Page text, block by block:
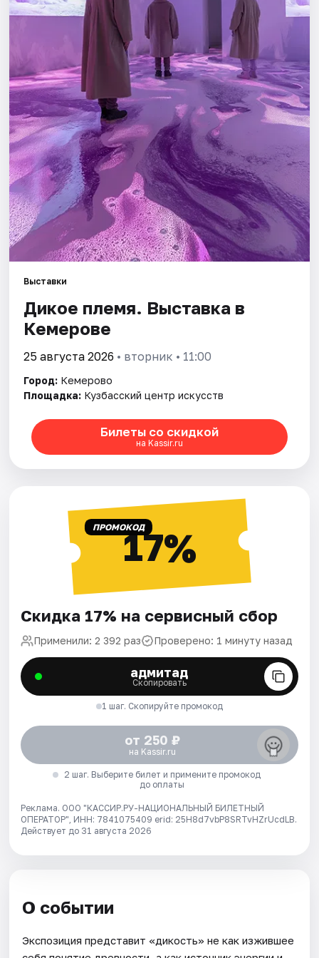
Города
Артисты
Рейтинги
Выставки
Дикое племя. Выставка в
Кемерове
25 августа 2026 • вторник • 11:00
Город: Кемерово
Площадка: Кузбасский центр искусств
Билеты со скидкой
на Kassir.ru
ПРОМОКОД17%
Скидка 17% на сервисный сбор
Применили: 2 392 раз Проверено: 1 минуту назад
адмитад
Скопировать
1 шаг. Скопируйте промокод
от 250 ₽
на Kassir.ru
2 шаг. Выберите билет и примените промокод
до оплаты
Реклама. ООО "КАССИР.РУ-НАЦИОНАЛЬНЫЙ БИЛЕТНЫЙ
ОПЕРАТОР", ИНН: 7841075409 erid: 25H8d7vbP8SRTvHZrUcdLB.
Действует до 31 августа 2026
О событии
Экспозиция представит «дикость» не как изжившее